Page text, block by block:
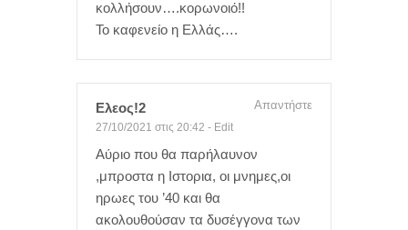
κολλήσουν….κορωνοιό!!
Το καφενείο η Ελλάς….
Ελεος!2
27/10/2021 στις 20:42 - Edit
Απαντήστε
Αύριο που θα παρήλαυνον
,μπροστα η Ιστορια, οι μνημες,οι
ηρωες του ’40 και θα
ακολουθούσαν τα δυσέγγονα των